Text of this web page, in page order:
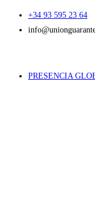
+34 93 595 23 64
PRESENCIA